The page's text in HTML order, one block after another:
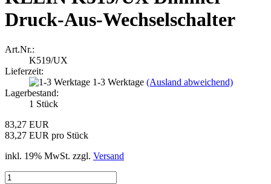
Druck-Aus-Wechselschalter
Art.Nr.:
K519/UX
Lieferzeit:
1-3 Werktage (Ausland abweichend)
Lagerbestand:
1 Stück
83,27 EUR
83,27 EUR pro Stück
inkl. 19% MwSt. zzgl. Versand